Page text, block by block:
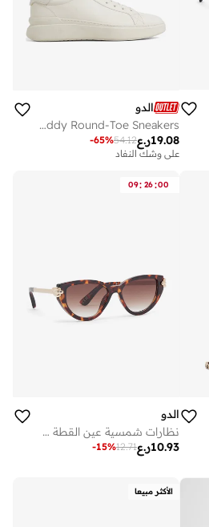
الدو
Toddy Round-Toe Sneakers
ر.ع19.08
54.12
-65%
على وشك النفاد
09: 26:00
الدو
نظارات شمسية عين القطة غايا
ر.ع10.93
12.71
-15%
الأكثر مبيعا